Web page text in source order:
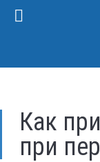
Как
при